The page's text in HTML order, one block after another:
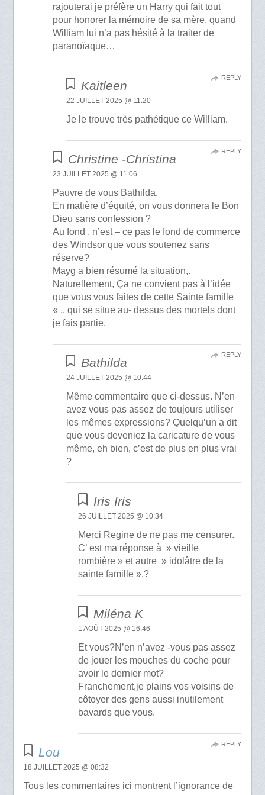
rajouterai je préfère un Harry qui fait tout
pour honorer la mémoire de sa mère, quand
William lui n’a pas hésité à la traiter de
paranoïaque…
Kaitleen
22 JUILLET 2025 @ 11:20
Je le trouve très pathétique ce William.
REPLY
Christine -Christina
23 JUILLET 2025 @ 11:06
Pauvre de vous Bathilda.
En matière d’équité, on vous donnera le Bon
Dieu sans confession ?
Au fond , n’est – ce pas le fond de commerce
des Windsor que vous soutenez sans
réserve?
Mayg a bien résumé la situation,.
Naturellement, Ça ne convient pas à l’idée
que vous vous faites de cette Sainte famille
« ,, qui se situe au- dessus des mortels dont
je fais partie.
REPLY
Bathilda
24 JUILLET 2025 @ 10:44
Même commentaire que ci-dessus. N’en
avez vous pas assez de toujours utiliser
les mêmes expressions? Quelqu’un a dit
que vous deveniez la caricature de vous
même, eh bien, c’est de plus en plus vrai
?
REPLY
Iris Iris
26 JUILLET 2025 @ 10:34
Merci Regine de ne pas me censurer.
C’ est ma réponse à » vieille
rombière » et autre » idolâtre de la
sainte famille ».?
Miléna K
1 AOÛT 2025 @ 16:46
Et vous?N’en n’avez -vous pas assez
de jouer les mouches du coche pour
avoir le dernier mot?
Franchement,je plains vos voisins de
côtoyer des gens aussi inutilement
bavards que vous.
Lou
18 JUILLET 2025 @ 08:32
Tous les commentaires ici montrent l’ignorance de
REPLY